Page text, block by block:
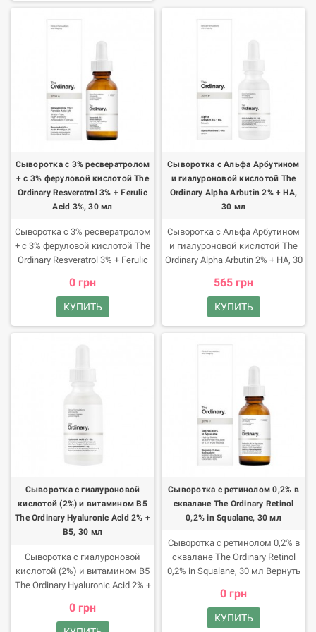
5% + EGCG и забудьте о
разработали
высокоэффективную
сыворотку для кожи вокруг
глаз с высокой концентрацией
активных компонентов.
Благодаря легкой текстуре ее
можно использовать для
массажа.
Сыворотка с 3% ресвератролом
+ с 3% феруловой кислотой The
Ordinary Resveratrol 3% + Ferulic
Acid 3%, 30 мл
Сыворотка с 3% ресвератролом
+ с 3% феруловой кислотой The
Ordinary Resveratrol 3% + Ferulic
Resveratrol 3% + Ferulic Acid 3%
это ваша защита от
загрязненного воздуха, стресса
и преждевременного старения!
разработали уникальную
антиоксидантными
свойствами. Она станет
настоящим спасением для
оксидативному стрессу.
Благодаря безводной формуле
вы получите: надежную защиту
от свободных радикалов,
увеличенную стойкость к
воздействию УФ-лучей,
улучшенный обмен веществ
содержит силиконов, спиртов,
глютена и орехов.
0 грн
КУПИТЬ
Сыворотка с Альфа Арбутином
и гиалуроновой кислотой The
Ordinary Alpha Arbutin 2% + HA,
30 мл
Сыворотка с Альфа Арбутином
и гиалуроновой кислотой The
Ordinary Alpha Arbutin 2% + HA, 30
фарфоровой коже с
потрясающе ровным тоном?
Поставьте тональный крем на
место и попробуйте The
бренда на основе альфа-
арбутина разработана
специально для людей с
гиперпигментацией, постакне
и неровным тоном лица.
565 грн
КУПИТЬ
Сыворотка с гиалуроновой
кислотой (2%) и витамином B5
The Ordinary Hyaluronic Acid 2% +
B5, 30 мл
Сыворотка с гиалуроновой
кислотой (2%) и витамином B5
The Ordinary Hyaluronic Acid 2% +
обезвоживание, тусклость,
шелушение забудьте об этих
0 грн
Сыворотка с ретинолом 0,2% в
сквалане The Ordinary Retinol
0,2% in Squalane, 30 мл
Сыворотка с ретинолом 0,2% в
сквалане The Ordinary Retinol
0,2% in Squalane, 30 мл Вернуть
вернуть молодой и свежий вид
лица вполне реально с The
Ordinary Retinol in Squalane!
0 грн
КУПИТЬ